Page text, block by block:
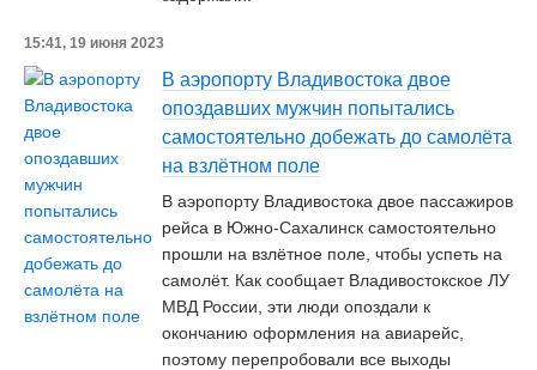
15:41, 19 июня 2023
В аэропорту Владивостока двое
опоздавших мужчин попытались
самостоятельно добежать до самолёта
на взлётном поле
В аэропорту Владивостока двое пассажиров
рейса в Южно-Сахалинск самостоятельно
прошли на взлётное поле, чтобы успеть на
самолёт. Как сообщает Владивостокское ЛУ
МВД России, эти люди опоздали к
окончанию оформления на авиарейс,
поэтому перепробовали все выходы